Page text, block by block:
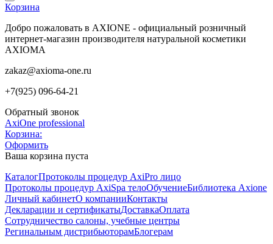
Корзина
Добро пожаловать в AXIONE - официальный розничный
интернет-магазин производителя натуральной косметики
AXIOMA
zakaz@axioma-one.ru
+7(925) 096-64-21
Обратный звонок
AxiOne professional
Корзина:
Оформить
Ваша корзина пуста
КаталогПротоколы процедур AxiPro лицо
Протоколы процедур AxiSpa телоОбучениеБиблиотека Axione
Личный кабинетО компанииКонтакты
Декларации и сертификатыДоставкаОплата
Сотрудничество салоны, учебные центры
Регинальным дистрибьюторамБлогерам